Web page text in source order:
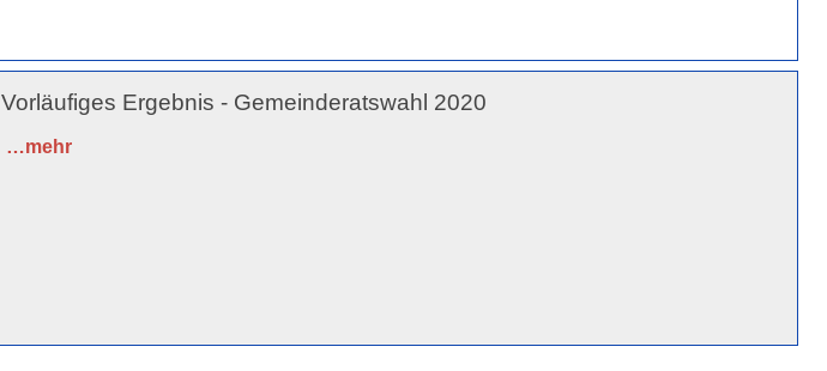
Vorläufiges Ergebnis - Gemeinderatswahl 2020
…mehr